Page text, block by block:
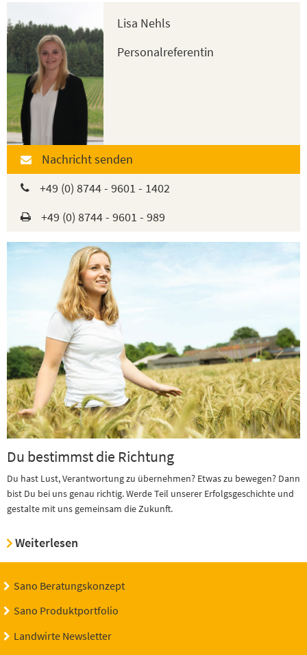
Lisa Nehls
Personalreferentin
Nachricht senden
+49 (0) 8744 - 9601 - 1402
+49 (0) 8744 - 9601 - 989
Du bestimmst die Richtung
Du hast Lust, Verantwortung zu übernehmen? Etwas zu bewegen? Dann
bist Du bei uns genau richtig. Werde Teil unserer Erfolgsgeschichte und
gestalte mit uns gemeinsam die Zukunft.
Weiterlesen
Sano Beratungskonzept
Sano Produktportfolio
Landwirte Newsletter